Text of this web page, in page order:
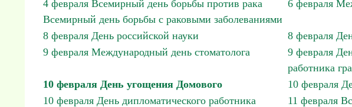
4 февраля Всемирный день борьбы против рака
Всемирный день борьбы с раковыми заболеваниями
6 февраля
8 февраля День российской науки
8 февраля
9 февраля Международный день стоматолога
9 февраля
работника
10 февраля День угощения Домового
10 февраля
10 февраля День дипломатического работника
11 февраля